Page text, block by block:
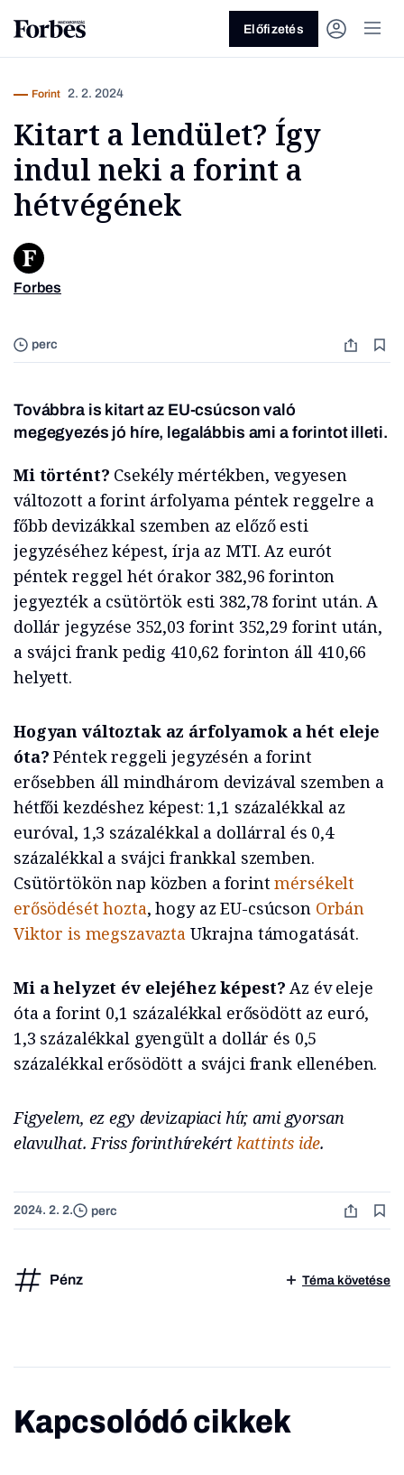
Előfizetés
perc
Forint 2. 2. 2024
Kitart a lendület? Így
indul neki a forint a
hétvégének
Forbes
Továbbra is kitart az EU-csúcson való
megegyezés jó híre, legalábbis ami a forintot illeti.
Mi történt? Csekély mértékben, vegyesen
változott a forint árfolyama péntek reggelre a
főbb devizákkal szemben az előző esti
jegyzéséhez képest, írja az MTI. Az eurót
péntek reggel hét órakor 382,96 forinton
jegyezték a csütörtök esti 382,78 forint után. A
dollár jegyzése 352,03 forint 352,29 forint után,
a svájci frank pedig 410,62 forinton áll 410,66
helyett.
Hogyan változtak az árfolyamok a hét eleje
óta?Péntek reggeli jegyzésén a forint
erősebben áll mindhárom devizával szemben a
hétfői kezdéshez képest: 1,1 százalékkal az
euróval, 1,3 százalékkal a dollárral és 0,4
százalékkal a svájci frankkal szemben.
Csütörtökön nap közben a forintmérsékelt
erősödését hozta, hogy az EU-csúcson Orbán
Viktor is megszavaztaUkrajna támogatását.
Mi a helyzet év elejéhez képest?Az év eleje
óta a forint 0,1 százalékkal erősödött az euró,
1,3 százalékkal gyengült a dollár és 0,5
százalékkal erősödött a svájci frank ellenében.
Figyelem, ez egy devizapiaci hír, ami gyorsan
elavulhat. Friss forinthírekértkattints ide.
2024. 2. 2. perc
Pénz Téma követése
Kapcsolódó cikkek